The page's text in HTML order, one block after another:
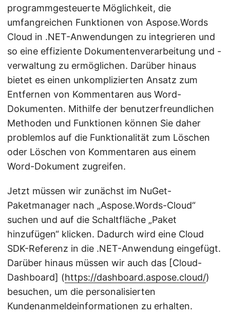
programmgesteuerte Möglichkeit, die
umfangreichen Funktionen von Aspose.Words
Cloud in .NET-Anwendungen zu integrieren und
so eine effiziente Dokumentenverarbeitung und -
verwaltung zu ermöglichen. Darüber hinaus
bietet es einen unkomplizierten Ansatz zum
Entfernen von Kommentaren aus Word-
Dokumenten. Mithilfe der benutzerfreundlichen
Methoden und Funktionen können Sie daher
problemlos auf die Funktionalität zum Löschen
oder Löschen von Kommentaren aus einem
Word-Dokument zugreifen.
Jetzt müssen wir zunächst im NuGet-
Paketmanager nach „Aspose.Words-Cloud“
suchen und auf die Schaltfläche „Paket
hinzufügen“ klicken. Dadurch wird eine Cloud
SDK-Referenz in die .NET-Anwendung eingefügt.
Darüber hinaus müssen wir auch das [Cloud-
Dashboard] (https://dashboard.aspose.cloud/)
besuchen, um die personalisierten
Kundenanmeldeinformationen zu erhalten.